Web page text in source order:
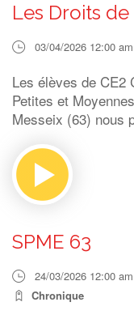
RECHERCHER
Les Droits de
03/04/2026 12:00 am
Les élèves de CE2
Petites et
Messeix (63) nous
SPME 63
24/03/2026 12:00 am
Chronique